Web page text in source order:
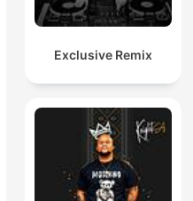
Exclusive Remix